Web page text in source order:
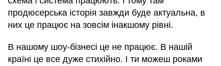
продюсерська історія завжди буде актуальна, в
них це працює на зовсім інакшому рівні.
В нашому шоу-бізнесі це не працює. В нашій
країні це все дуже стихійно. І ти можеш роками